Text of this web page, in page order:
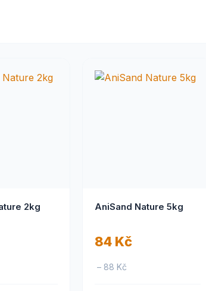
2kg AniSand Nature 5kg
84 Kč
– 88 Kč